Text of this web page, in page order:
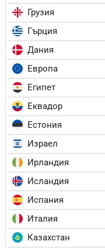
Грузия
Гърция
Дания
Европа
Египет
Еквадор
Естония
Израел
Ирландия
Исландия
Испания
Италия
Казахстан